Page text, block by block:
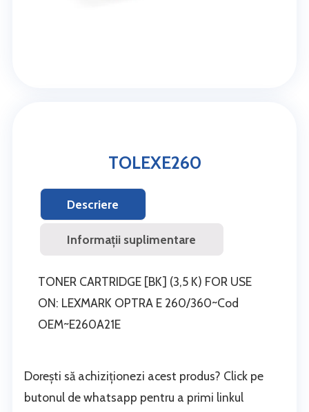
TOLEXE260
Descriere
Informații suplimentare
TONER CARTRIDGE [BK] (3,5 K) FOR USE
ON: LEXMARK OPTRA E 260/360~Cod
OEM~E260A21E
Dorești să achiziționezi acest produs? Click pe
butonul de whatsapp pentru a primi linkul